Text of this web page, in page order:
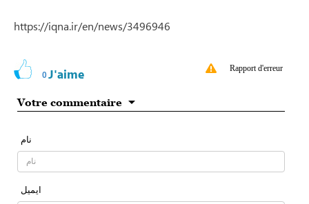
https://iqna.ir/en/news/3496946
0J'aime Rapport d'erreur
Votre commentaire
نام
ایمیل